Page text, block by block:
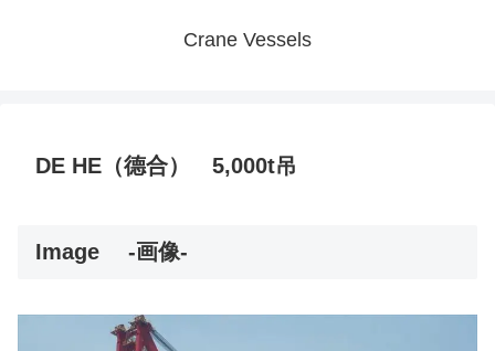
Crane Vessels
DE HE（德合） 5,000t吊